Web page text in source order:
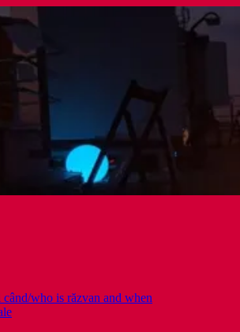
când/who is răzvan and when